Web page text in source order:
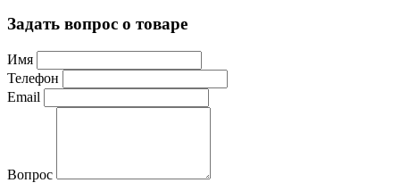
Задать вопрос о товаре
Имя
Телефон
Email
Вопрос